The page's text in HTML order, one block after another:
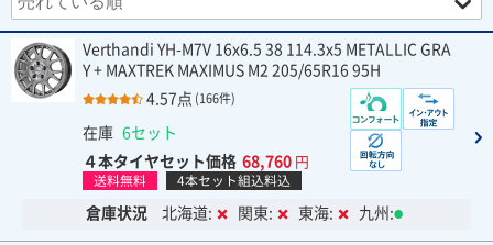
Verthandi YH-M7V 16x6.5 38 114.3x5 METALLIC GRA
Y + MAXTREK MAXIMUS M2 205/65R16 95H
4.57点 (166件)
在庫 6セット
４本タイヤセット価格 68,760 円
送料無料 4本セット組込料込
倉庫状況 北海道: 関東: 東海: 九州: